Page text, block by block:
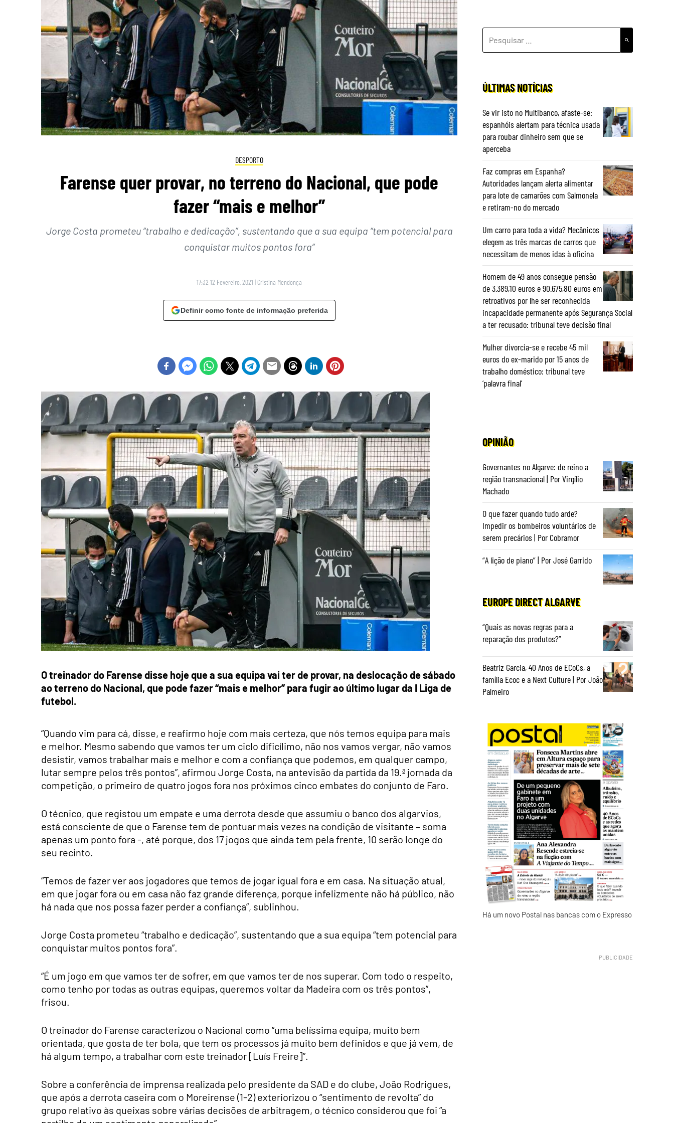
DESPORTO
Farense quer provar, no terreno do Nacional, que pode
fazer “mais e melhor”
Jorge Costa prometeu “trabalho e dedicação”, sustentando que a sua equipa “tem potencial para
conquistar muitos pontos fora”
17:32 12 Fevereiro, 2021 | Cristina Mendonça
Definir como fonte de informação preferida
O treinador do Farense disse hoje que a sua equipa vai ter de provar, na deslocação de sábado
ao terreno do Nacional, que pode fazer “mais e melhor” para fugir ao último lugar da I Liga de
futebol.
“Quando vim para cá, disse, e reafirmo hoje com mais certeza, que nós temos equipa para mais
e melhor. Mesmo sabendo que vamos ter um ciclo dificílimo, não nos vamos vergar, não vamos
desistir, vamos trabalhar mais e melhor e com a confiança que podemos, em qualquer campo,
lutar sempre pelos três pontos”, afirmou Jorge Costa, na antevisão da partida da 19.ª jornada da
competição, o primeiro de quatro jogos fora nos próximos cinco embates do conjunto de Faro.
O técnico, que registou um empate e uma derrota desde que assumiu o banco dos algarvios,
está consciente de que o Farense tem de pontuar mais vezes na condição de visitante – soma
apenas um ponto fora -, até porque, dos 17 jogos que ainda tem pela frente, 10 serão longe do
seu recinto.
“Temos de fazer ver aos jogadores que temos de jogar igual fora e em casa. Na situação atual,
em que jogar fora ou em casa não faz grande diferença, porque infelizmente não há público, não
há nada que nos possa fazer perder a confiança”, sublinhou.
Jorge Costa prometeu “trabalho e dedicação”, sustentando que a sua equipa “tem potencial para
conquistar muitos pontos fora”.
“É um jogo em que vamos ter de sofrer, em que vamos ter de nos superar. Com todo o respeito,
como tenho por todas as outras equipas, queremos voltar da Madeira com os três pontos”,
frisou.
O treinador do Farense caracterizou o Nacional como “uma belíssima equipa, muito bem
orientada, que gosta de ter bola, que tem os processos já muito bem definidos e que já vem, de
há algum tempo, a trabalhar com este treinador [Luís Freire]”.
Sobre a conferência de imprensa realizada pelo presidente da SAD e do clube, João Rodrigues,
que após a derrota caseira com o Moreirense (1-2) exteriorizou o “sentimento de revolta” do
grupo relativo às queixas sobre várias decisões de arbitragem, o técnico considerou que foi “a
POR:
ÚLTIMAS NOTÍCIAS
Se vir isto no Multibanco, afaste-se:
espanhóis alertam para técnica usada
para roubar dinheiro sem que se
aperceba
Faz compras em Espanha?
Autoridades lançam alerta alimentar
para lote de camarões com Salmonela
e retiram-no do mercado
Um carro para toda a vida? Mecânicos
elegem as três marcas de carros que
necessitam de menos idas à oficina
Homem de 49 anos consegue pensão
de 3.389,10 euros e 90.675,80 euros em
retroativos por lhe ser reconhecida
incapacidade permanente após Segurança Social
a ter recusado: tribunal teve decisão final
Mulher divorcia-se e recebe 45 mil
euros do ex-marido por 15 anos de
trabalho doméstico: tribunal teve
‘palavra final’
OPINIÃO
Governantes no Algarve: de reino a
região transnacional | Por Virgílio
Machado
O que fazer quando tudo arde?
Impedir os bombeiros voluntários de
serem precários | Por Cobramor
“A lição de piano” | Por José Garrido
EUROPE DIRECT ALGARVE
“Quais as novas regras para a
reparação dos produtos?”
Beatriz Garcia, 40 Anos de ECoCs, a
família Ecoc e a Next Culture | Por João
Palmeiro
Há um novo Postal nas bancas com o Expresso